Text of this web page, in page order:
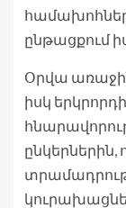
ընթացքում
Օրվա առաջին
իսկ
ընկերներին,